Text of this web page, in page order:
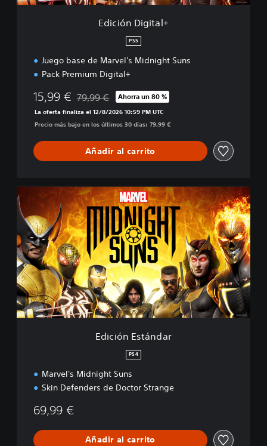
t
Edición Digital+
PS5
Juego base de Marvel's Midnight Suns
Pack Premium Digital+
15,99 € Rebajado del precio original de 79,99 €
79,99 € Ahorra un 80 %
La oferta finaliza el 12/8/2026 10:59 PM UTC
Precio más bajo en los últimos 30 días: 79,99 €
Añadir al carrito
d
i
ó
n
E
s
t
á
n
Edición Estándar
PS4
Marvel's Midnight Suns
Skin Defenders de Doctor Strange
69,99 €
Añadir al carrito